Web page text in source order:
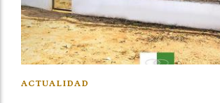
ACTUALIDAD